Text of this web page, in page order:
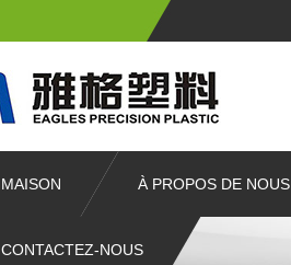
MAISON À PROPOS DE NOUS
CONTACTEZ-NOUS